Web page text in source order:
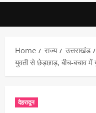
content
Home राज्य उत्तराखंड
युवती से छेड़छाड़, बीच-बचाव
देहरादून